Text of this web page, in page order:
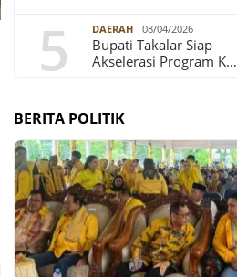
5 DAERAH 08/04/2026
Bupati Takalar Siap
Akselerasi Program K…
BERITA POLITIK